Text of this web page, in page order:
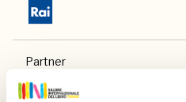
Partner